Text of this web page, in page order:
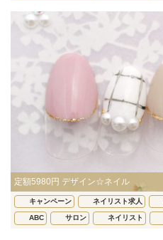
定額5980円 デザイン☆ネイル
キャンペーン ネイリスト求人
ABC サロン ネイリスト